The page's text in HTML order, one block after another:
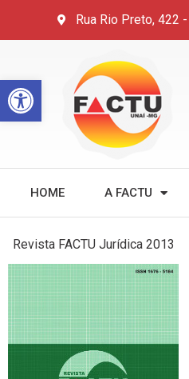
Open toolbar
Rua Rio Preto, 422
HOME A FACTU
Revista FACTU Jurídica 2013